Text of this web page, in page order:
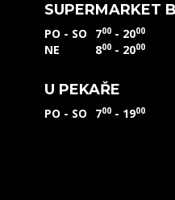
SUPERMARKET
PO - SO 700 - 2000
NE 800 - 2000
U PEKAŘE
PO - SO 700 - 1900